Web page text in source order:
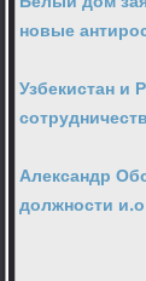
новые
Узбекистан и
Александр
должности и.о